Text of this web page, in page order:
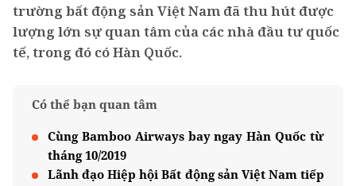
trường bất động sản Việt Nam đã thu hút được
lượng lớn sự quan tâm của các nhà đầu tư quốc
tế, trong đó có Hàn Quốc.
Có thể bạn quan tâm
Cùng Bamboo Airways bay ngay Hàn Quốc từ
tháng 10/2019
Lãnh đạo Hiệp hội Bất động sản Việt Nam tiếp